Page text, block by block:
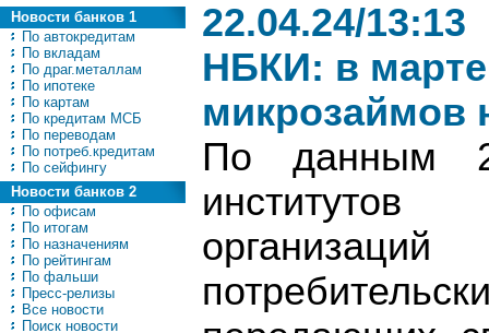
Новости банков 1
По автокредитам
По вкладам
По драг.металлам
По ипотеке
По картам
По кредитам МСБ
По переводам
По потреб.кредитам
По сейфингу
Новости банков 2
По офисам
По итогам
По назначениям
По рейтингам
По фальши
Пресс-релизы
Все новости
Поиск новости
22.04.24/13:13
НБКИ: в
микрозаймов
По данным 2